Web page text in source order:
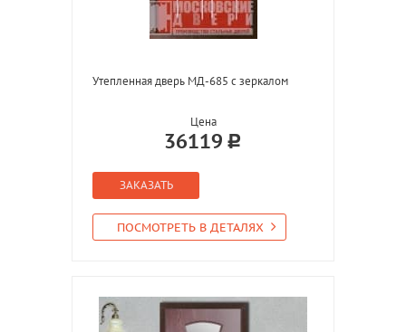
Утепленная дверь МД-685 с зеркалом
Цена
36119
ЗАКАЗАТЬ
ПОСМОТРЕТЬ В ДЕТАЛЯХ